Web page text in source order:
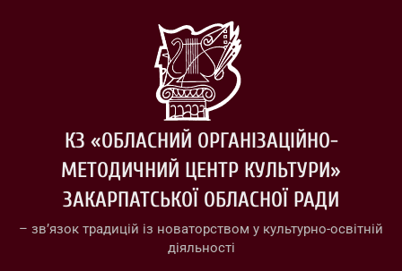
КЗ «ОБЛАСНИЙ ОРГАНІЗАЦІЙНО-
МЕТОДИЧНИЙ ЦЕНТР КУЛЬТУРИ»
ЗАКАРПАТСЬКОЇ ОБЛАСНОЇ РАДИ
– зв’язок традицій із новаторством у культурно-освітній
діяльності